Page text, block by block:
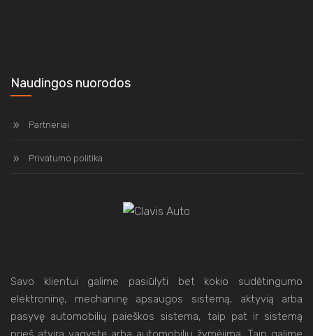
Naudingos nuorodos
Partneriai
Privatumo politika
Savo klientui galime pasiūlyti bet kokio sudėtingumo
elektroninę, mechaninę apsaugos sistemą, aktyvią arba
pasyvę automobilių paieškos sistema, taip pat ir sistemą